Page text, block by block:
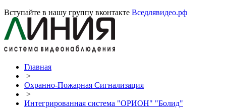
Вступайте в нашу группу вконтакте Вседлявидео.рф
Главная
>
Охранно-Пожарная Сигнализация
>
Интегрированная система "ОРИОН" "Болид"